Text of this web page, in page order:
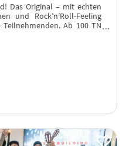
Das Original – mit echten
und Rock’n’Roll-Feeling
Ab 100 TN